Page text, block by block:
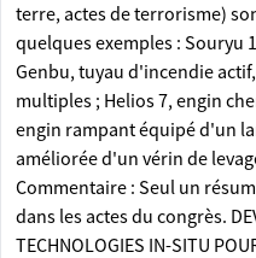
terre, actes de terrorisme)
quelques exemples : Souryu
Genbu, tuyau d'incendie
multiples ; Helios 7, engin
engin rampant équipé d'un
améliorée d'un vérin de
Commentaire : Seul un
dans les actes du congrès.
TECHNOLOGIES IN-SITU